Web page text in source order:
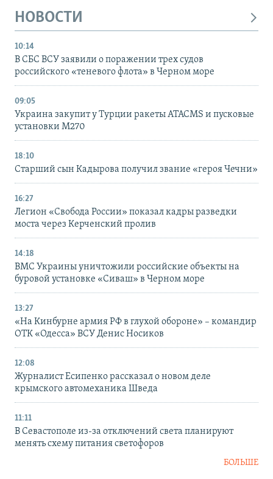
НОВОСТИ
10:14
В СБС ВСУ заявили о поражении трех судов
российского «теневого флота» в Черном море
09:05
Украина закупит у Турции ракеты ATACMS и пусковые
установки M270
18:10
Старший сын Кадырова получил звание «героя Чечни»
16:27
Легион «Свобода России» показал кадры разведки
моста через Керченский пролив
14:18
ВМС Украины уничтожили российские объекты на
буровой установке «Сиваш» в Черном море
13:27
«На Кинбурне армия РФ в глухой обороне» – командир
ОТК «Одесса» ВСУ Денис Носиков
12:08
Журналист Есипенко рассказал о новом деле
крымского автомеханика Шведа
11:11
В Севастополе из-за отключений света планируют
менять схему питания светофоров
БОЛЬШЕ